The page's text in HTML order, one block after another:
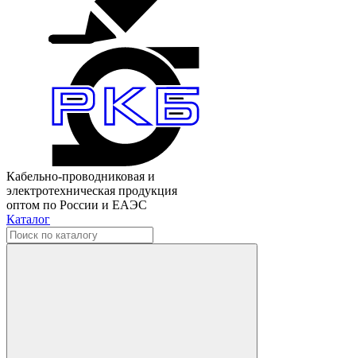
Кабельно-проводниковая и
электротехническая продукция
оптом по России и ЕАЭС
Каталог